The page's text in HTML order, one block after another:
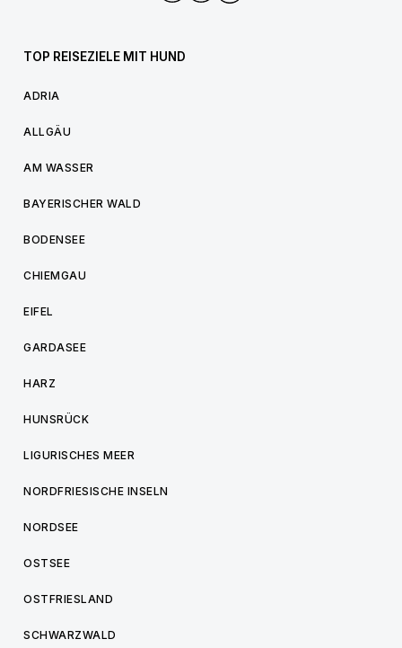
TOP REISEZIELE MIT HUND
ADRIA
ALLGÄU
AM WASSER
BAYERISCHER WALD
BODENSEE
CHIEMGAU
EIFEL
GARDASEE
HARZ
HUNSRÜCK
LIGURISCHES MEER
NORDFRIESISCHE INSELN
NORDSEE
OSTSEE
OSTFRIESLAND
SCHWARZWALD